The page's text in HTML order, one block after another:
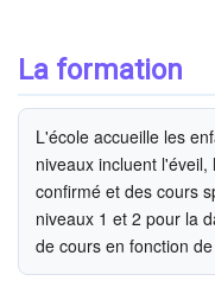
La formation
L'école accueille les
niveaux incluent
confirmé et des cours
niveaux 1 et 2 pour la
de cours en fonction